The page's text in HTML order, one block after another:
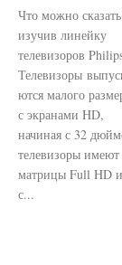
Что можно сказать
изучив линейку
телевизоров
Телевизоры
ются малого
с экранами HD,
начиная с 32
телевизоры имеют
матрицы Full HD и
с...